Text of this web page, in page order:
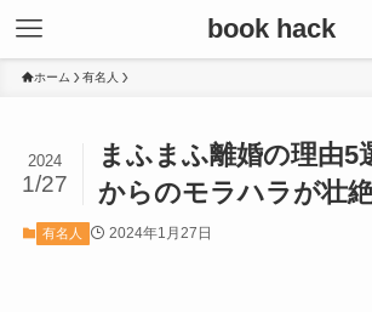
book hack
ホーム 有名人
まふまふ離婚の理由5
からのモラハラが壮
2024
1/27
有名人 2024年1月27日